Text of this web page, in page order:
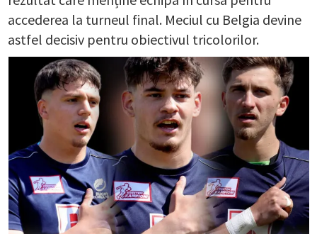
accederea la turneul final. Meciul cu Belgia devine
astfel decisiv pentru obiectivul tricolorilor.